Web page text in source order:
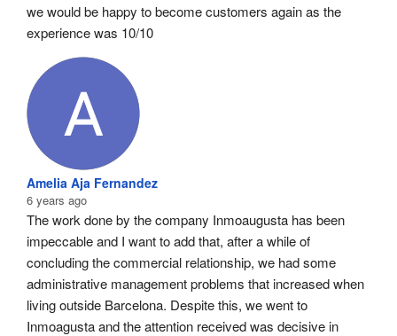
we would be happy to become customers again as the
experience was 10/10
Amelia Aja Fernandez
6 years ago
The work done by the company Inmoaugusta has been
impeccable and I want to add that, after a while of
concluding the commercial relationship, we had some
administrative management problems that increased when
living outside Barcelona. Despite this, we went to
Inmoagusta and the attention received was decisive in